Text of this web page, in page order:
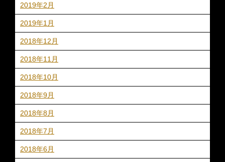
2019年2月
2019年1月
2018年12月
2018年11月
2018年10月
2018年9月
2018年8月
2018年7月
2018年6月